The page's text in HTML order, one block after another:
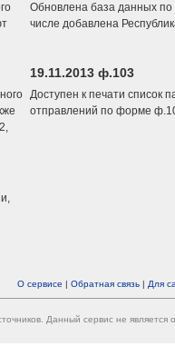
Обновлена база данных
числе добавлена
19.11.2013 ф.103
Доступен к печати список
отправлений по форме
О сервисе | Обратная связь | Для
Данный сервис не является